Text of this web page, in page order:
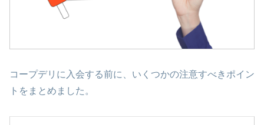
コープデリに入会する前に、いくつかの注意すべきポイン
トをまとめました。